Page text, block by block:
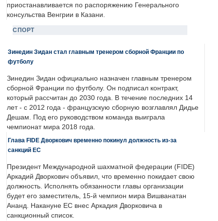
приостанавливается по распоряжению Генерального
консульства Венгрии в Казани.
СПОРТ
Зинедин Зидан стал главным тренером сборной Франции по
футболу
Зинедин Зидан официально назначен главным тренером
сборной Франции по футболу. Он подписал контракт,
который рассчитан до 2030 года. В течение последних 14
лет - с 2012 года - французскую сборную возглавлял Дидье
Дешам. Под его руководством команда выиграла
чемпионат мира 2018 года.
Глава FIDE Дворкович временно покинул должность из-за
санкций ЕС
Президент Международной шахматной федерации (FIDE)
Аркадий Дворкович объявил, что временно покидает свою
должность. Исполнять обязанности главы организации
будет его заместитель, 15-й чемпион мира Вишванатан
Ананд. Накануне ЕС внес Аркадия Дворковича в
санкционный список.